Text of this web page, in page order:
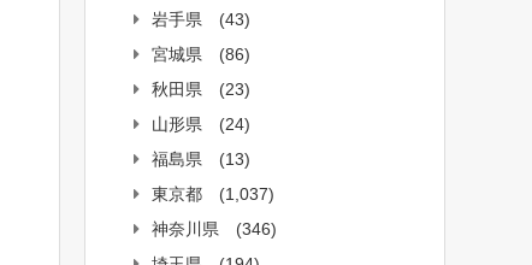
岩手県
(43)
宮城県
(86)
秋田県
(23)
山形県
(24)
福島県
(13)
東京都
(1,037)
神奈川県
(346)